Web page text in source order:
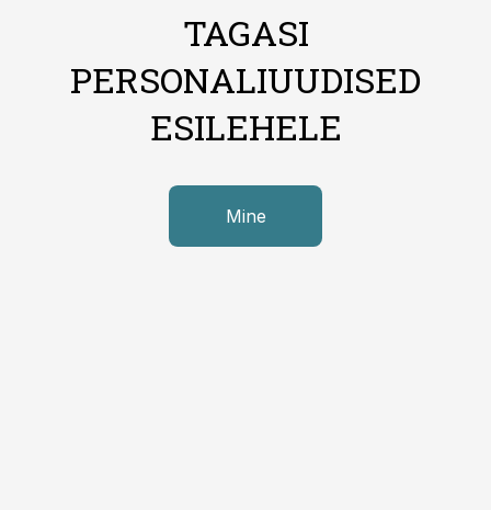
TAGASI
PERSONALIUUDISED
ESILEHELE
Mine